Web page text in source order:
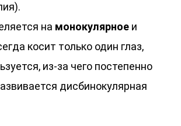
на монокулярное и
косит только один глаз,
из-за чего постепенно
дисбинокулярная